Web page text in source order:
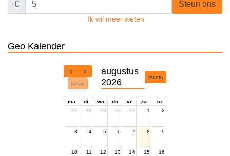
€ Steun ons
Ik wil meer weten
Geo Kalender
today
augustus
2026
month
ma di wo do vr za
zo
27
28 29 30 31 1 2
3 4 5 6 7 8 9
10 11 12 13 14 15 16